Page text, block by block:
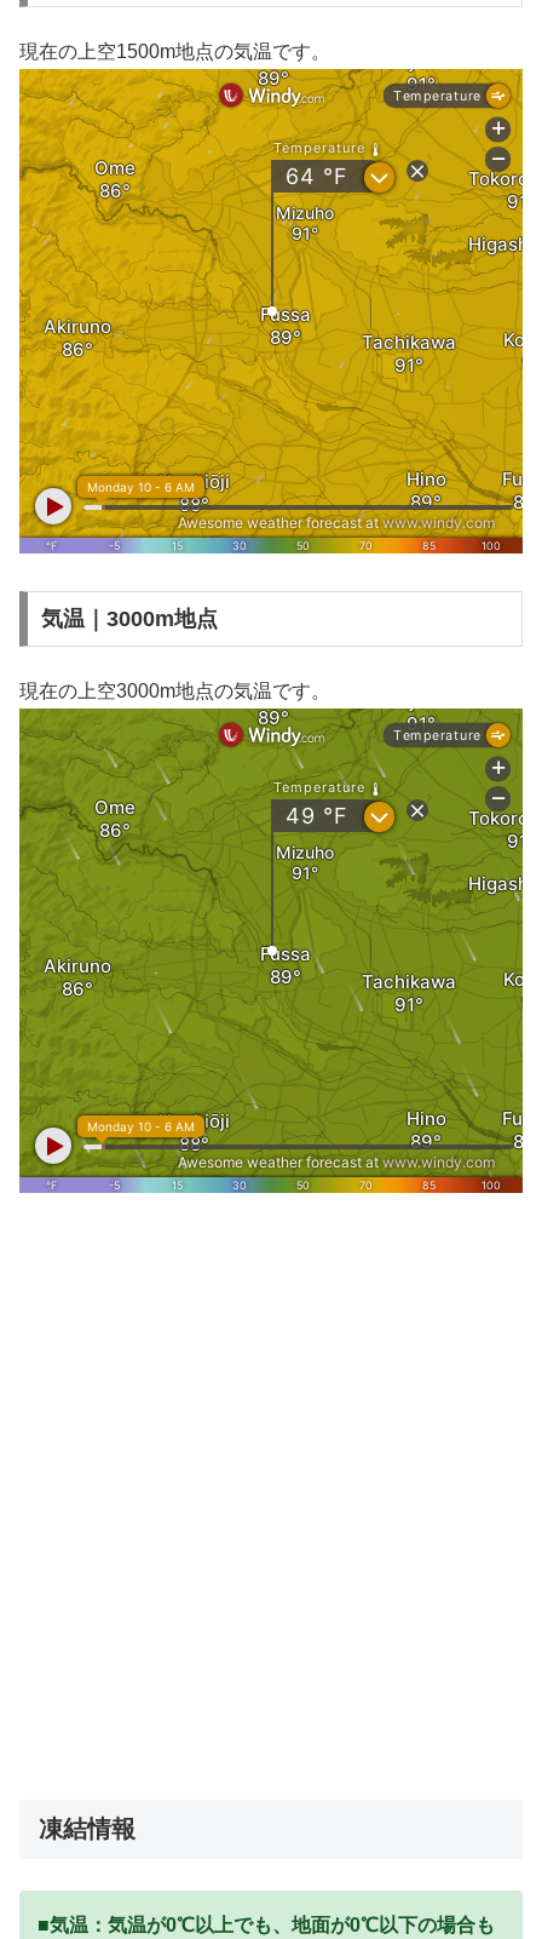
現在の上空1500m地点の気温です。
気温｜3000m地点
現在の上空3000m地点の気温です。
凍結情報
■気温：気温が0℃以上でも、地面が0℃以下の場合も